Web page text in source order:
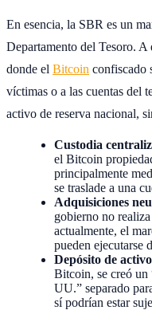
En esencia, la SBR es un
Departamento del Tesoro. A
donde el Bitcoin confiscado
víctimas o a las cuentas del
activo de reserva nacional,
Custodia
el Bitcoin
principalmente
se traslade a una
Adquisiciones
gobierno no
actualmente, el
pueden ejecutarse
Depósito de
Bitcoin, se creó
UU.” separado
sí podrían estar